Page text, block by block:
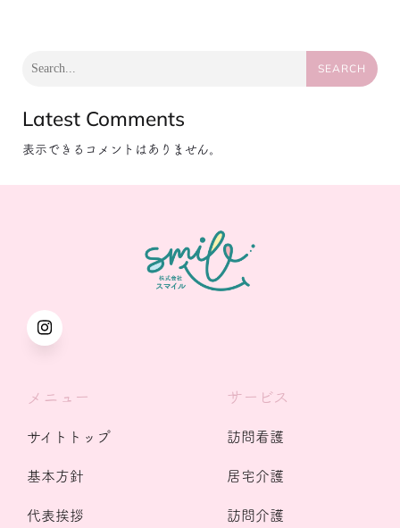
SEARCH
Latest Comments
表示できるコメントはありません。
メニュー
サイトトップ
基本方針
代表挨拶
サービス
訪問看護
居宅介護
訪問介護